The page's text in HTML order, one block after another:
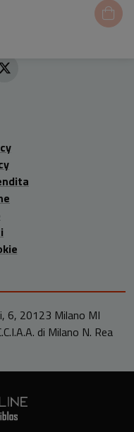
6, 20123 Milano MI
di Milano N. Rea